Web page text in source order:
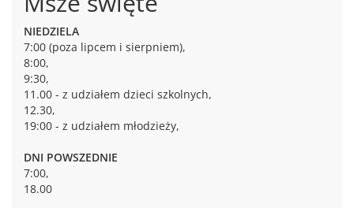
NIEDZIELA
7:00 (poza lipcem i sierpniem),
8:00,
9:30,
11.00 - z udziałem dzieci szkolnych,
12.30,
19:00 - z udziałem młodzieży,
DNI POWSZEDNIE
7:00,
18.00